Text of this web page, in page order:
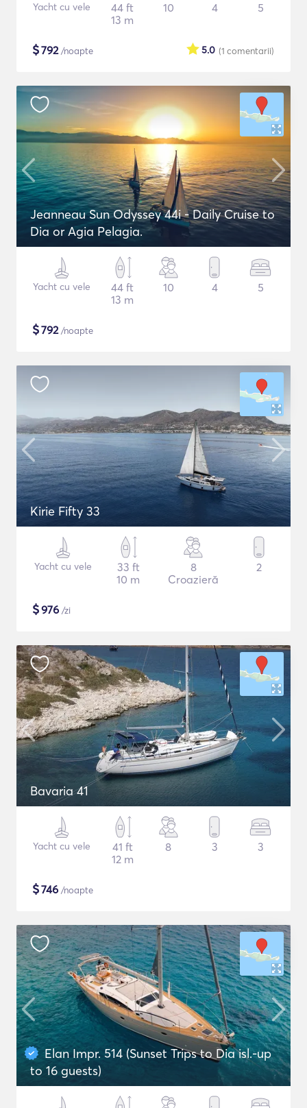
Yacht cu vele
44 ft
13 m
10 4 5
$792/noapte (1 comentarii)
5.0
Jeanneau Sun Odyssey 44i - Daily Cruise to
Dia or Agia Pelagia.
Yacht cu vele
44 ft
13 m
10 4 5
$792/noapte
Kirie Fifty 33
Yacht cu vele
33 ft
10 m
8
Croazieră
2
$976 /zi
Bavaria 41
Yacht cu vele
41 ft
12 m
8 3 3
$746 /noapte
Elan Impr. 514 (Sunset Trips to Dia isl.-up
to 16 guests)